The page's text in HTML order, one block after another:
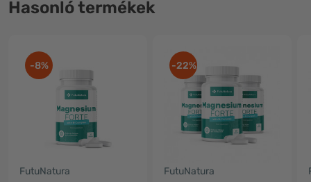
Hasonló termékek
-8%
FutuNatura
-22%
FutuNatura